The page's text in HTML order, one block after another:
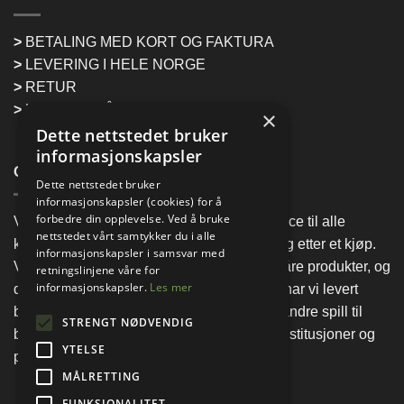
> BETALING MED KORT OG FAKTURA
> LEVERING I HELE NORGE
> RETUR
> HENTING PÅ LAGER
OM BILJARD IMPORT & SERVICE
Vårt mål er at vi skal levere kvalitet og service til alle
kunder! Hos oss skal du få hjelp både før og etter et kjøp.
Vi har lang erfaring og god kunnskap om våre produkter, og
det skal være din trygghet. I mer enn 25 år har vi levert
biljardbord, air hockey, bordtennisbord og andre spill til
både lag og foreninger, ungdomsklubber, institusjoner og
private.
×
Dette nettstedet bruker
informasjonskapsler
Dette nettstedet bruker
informasjonskapsler (cookies) for å
forbedre din opplevelse. Ved å bruke
nettstedet vårt samtykker du i alle
informasjonskapsler i samsvar med
retningslinjene våre for
informasjonskapsler. Les mer
STRENGT NØDVENDIG
YTELSE
MÅLRETTING